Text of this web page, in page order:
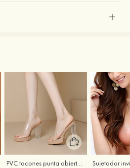
PVC tacones punta abierta sandalias solo correa fiesta y noche baile de graduación zapatos